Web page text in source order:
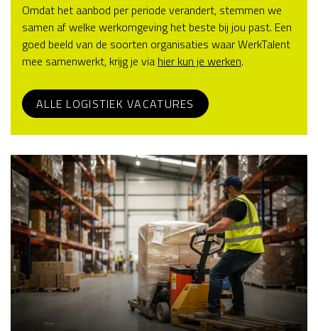
Omdat het aanbod per periode verandert, stemmen we
samen af welke werkomgeving het beste bij jou past. Een
goed beeld van de soorten organisaties waar WerkTalent
mee samenwerkt, krijg je via hier kun je werken.
ALLE LOGISTIEK VACATURES